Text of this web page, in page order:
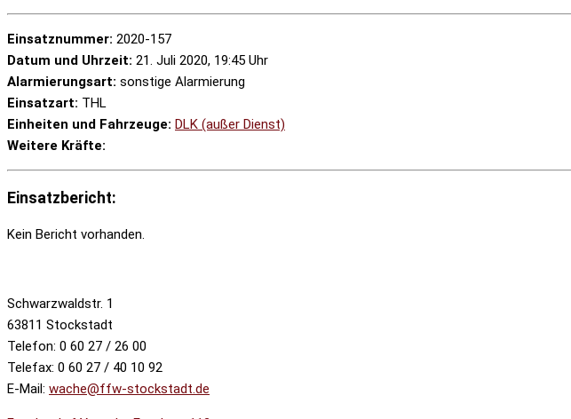
Einsatznummer: 2020-157
Datum und Uhrzeit: 21. Juli 2020, 19:45 Uhr
Alarmierungsart: sonstige Alarmierung
Einsatzart: THL
Einheiten und Fahrzeuge: DLK (außer Dienst)
Weitere Kräfte:
Einsatzbericht:
Kein Bericht vorhanden.
Schwarzwaldstr. 1
63811 Stockstadt
Telefon: 0 60 27 / 26 00
Telefax: 0 60 27 / 40 10 92
E-Mail: wache@ffw-stockstadt.de